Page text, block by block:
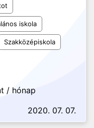
iskola
Szakközépiskola
/ hónap
2020. 07. 07.